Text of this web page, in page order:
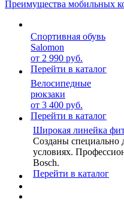
Преимущества мобильных
Спортивная обувь
Salomon
от 2 990 руб.
Перейти в каталог
Велосипедные
рюкзаки
от 3 400 руб.
Перейти в каталог
Широкая линейка
Созданы специально
условиях.
Bosch.
Перейти в каталог